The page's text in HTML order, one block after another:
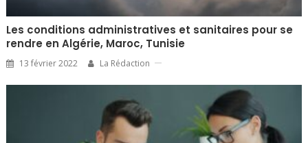
Les conditions administratives et sanitaires pour se
rendre en Algérie, Maroc, Tunisie
13 février 2022 La Rédaction